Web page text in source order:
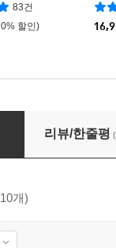
83건
할인)
리뷰/한줄평
개)